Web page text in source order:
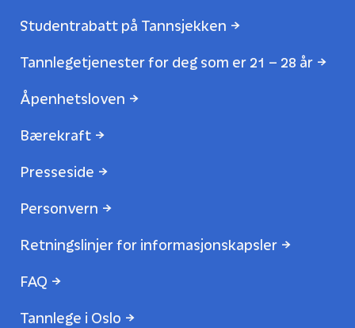
Studentrabatt på Tannsjekken
Tannlegetjenester for deg som er 21 – 28 år
Åpenhetsloven
Bærekraft
Presseside
Personvern
Retningslinjer for informasjonskapsler
FAQ
Tannlege i Oslo